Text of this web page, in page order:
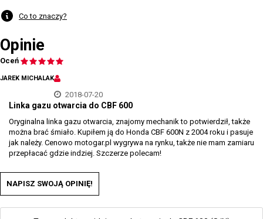
Co to znaczy?
Opinie
Oceń
JAREK MICHALAK
2018-07-20
Linka gazu otwarcia do CBF 600
Oryginalna linka gazu otwarcia, znajomy mechanik to potwierdził, także
można brać śmiało. Kupiłem ją do Honda CBF 600N z 2004 roku i pasuje
jak należy. Cenowo motogar.pl wygrywa na rynku, także nie mam zamiaru
przepłacać gdzie indziej. Szczerze polecam!
NAPISZ SWOJĄ OPINIĘ!